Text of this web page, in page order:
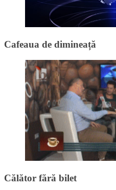
Cafeaua de dimineață
Călător fără bilet